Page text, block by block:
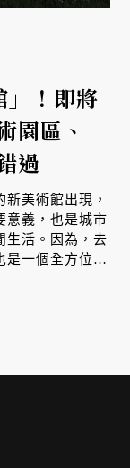
」！即將
園區、
過
美術館出現，
意義，也是城市
生活。因為，去
是一個全方位的